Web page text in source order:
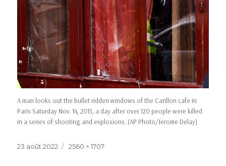
A man looks out the bullet ridden windows of the Carillon cafe in
Paris Saturday Nov. 14, 2015, a day after over 120 people were killed
in a series of shooting and explosions. (AP Photo/Jerome Delay)
23 août 2022 2560 × 1707